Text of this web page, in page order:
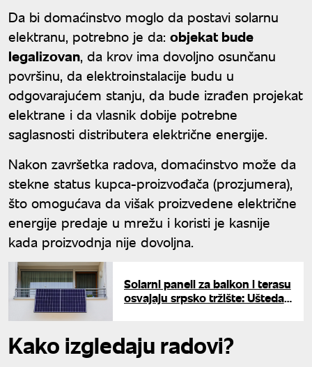
Da bi domaćinstvo moglo da postavi solarnu
elektranu, potrebno je da: objekat bude
legalizovan, da krov ima dovoljno osunčanu
površinu, da elektroinstalacije budu u
odgovarajućem stanju, da bude izrađen projekat
elektrane i da vlasnik dobije potrebne
saglasnosti distributera električne energije.
Nakon završetka radova, domaćinstvo može da
stekne status kupca-proizvođača (prozjumera),
što omogućava da višak proizvedene električne
energije predaje u mrežu i koristi je kasnije
kada proizvodnja nije dovoljna.
Solarni paneli za balkon i terasu
osvajaju srpsko tržište: Ušteda
Kako izgledaju radovi?